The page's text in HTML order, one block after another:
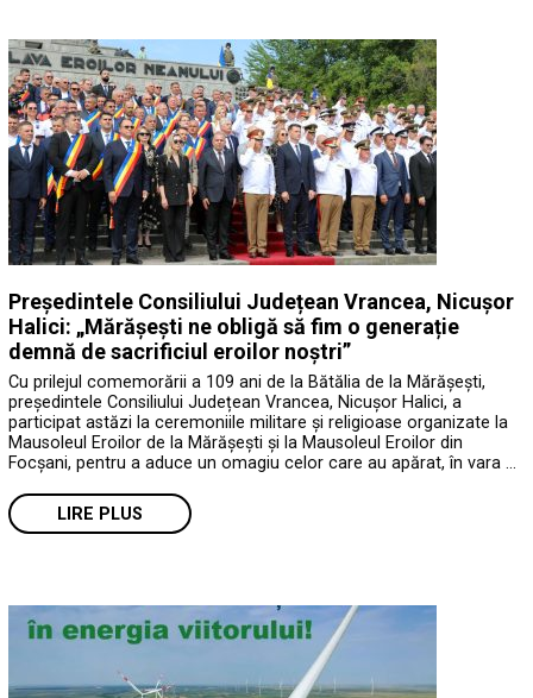
Președintele Consiliului Județean Vrancea, Nicușor
Halici: „Mărășești ne obligă să fim o generație
demnă de sacrificiul eroilor noștri”
Cu prilejul comemorării a 109 ani de la Bătălia de la Mărășești,
președintele Consiliului Județean Vrancea, Nicușor Halici, a
participat astăzi la ceremoniile militare și religioase organizate la
Mausoleul Eroilor de la Mărășești și la Mausoleul Eroilor din
Focșani, pentru a aduce un omagiu celor care au apărat, în vara …
LIRE PLUS